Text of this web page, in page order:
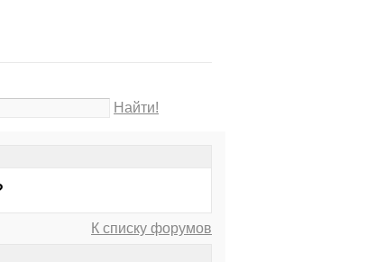
Найти!
К списку форумов